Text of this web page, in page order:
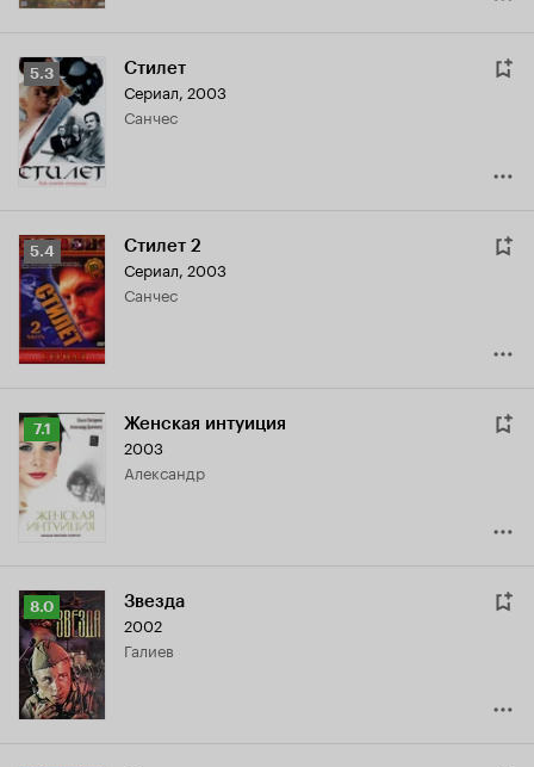
Рейтинг
Кинопоиска
5.3
5.3 Стилет
Сериал, 2003
Санчес
Рейтинг
Кинопоиска
5.4
5.4 Стилет 2
Сериал, 2003
Санчес
Рейтинг
Кинопоиска
7.1
7.1 Женская интуиция
2003
Александр
Рейтинг
Кинопоиска
8.0
8.0 Звезда
2002
Галиев